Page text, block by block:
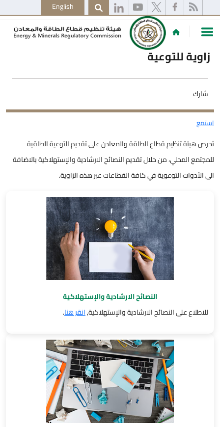
English
زاوية للتوعية
شارك
استمع
تحرص هيئة تنظيم قطاع الطاقة والمعادن على تقديم التوعية الطاقية
للمجتمع المحلي، من خلال تقديم النصائح الارشادية والإستهلاكية بالاضافة
الى الأدوات التوعوية في كافة القطاعات عبر هذه الزاوية.
النصائح الارشادية والإستهلاكية
للاطلاع على النصائح الارشادية والإستهلاكية,انقر هنا.